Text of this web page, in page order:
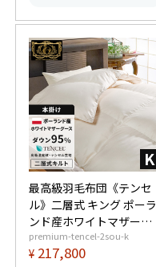
最高級羽毛布団《テンセ
ル》二層式 キング ポーラ
ンド産ホワイトマザーグ
ースダウン95% (440dp以
上) 羽毛量2.2kg 【6つ星
premium-tencel-2sou-k
¥ 217,800